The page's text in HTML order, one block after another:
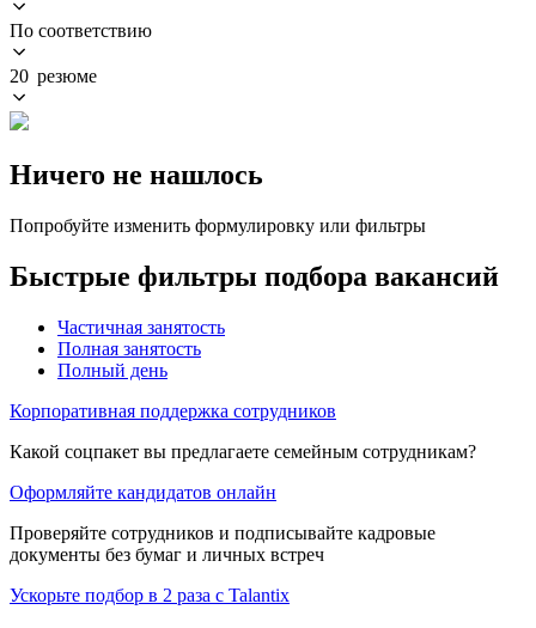
По соответствию
20 резюме
Ничего не нашлось
Попробуйте изменить формулировку или фильтры
Быстрые фильтры подбора вакансий
Частичная занятость
Полная занятость
Полный день
Корпоративная поддержка сотрудников
Какой соцпакет вы предлагаете семейным сотрудникам?
Оформляйте кандидатов онлайн
Проверяйте сотрудников и подписывайте кадровые
документы без бумаг и личных встреч
Ускорьте подбор в 2 раза с Talantix